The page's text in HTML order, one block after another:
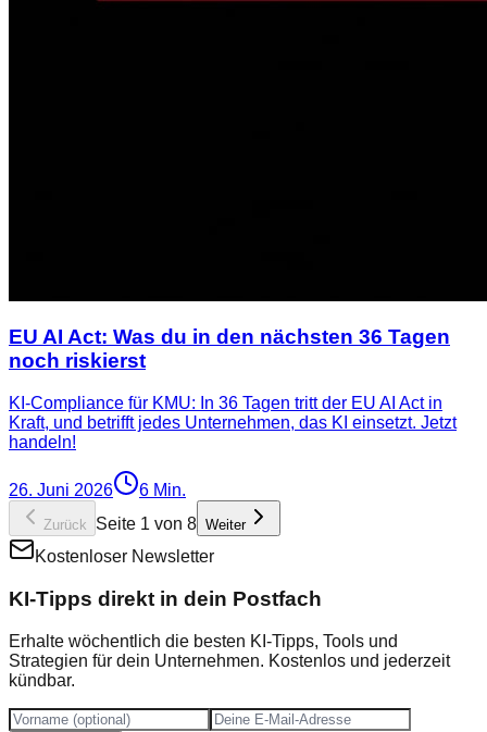
EU AI Act: Was du in den nächsten 36 Tagen
noch riskierst
KI-Compliance für KMU: In 36 Tagen tritt der EU AI Act in
Kraft, und betrifft jedes Unternehmen, das KI einsetzt. Jetzt
handeln!
26. Juni 2026 6 Min.
Zurück Seite 1 von 8 Weiter
Kostenloser Newsletter
KI-Tipps direkt in dein Postfach
Erhalte wöchentlich die besten KI-Tipps, Tools und
Strategien für dein Unternehmen. Kostenlos und jederzeit
kündbar.